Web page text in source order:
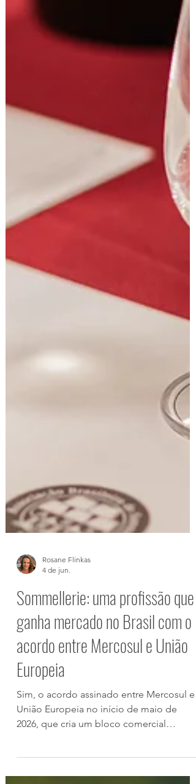
4 de jun.
Sommellerie: uma profissão que
ganha mercado no Brasil com o
acordo entre Mercosul e União
Europeia
2026, que cria um bloco comercial